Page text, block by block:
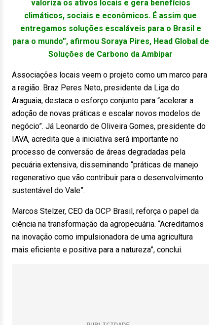
valoriza os ativos locais e gera benefícios
climáticos, sociais e econômicos. É assim que
entregamos soluções escaláveis para o Brasil e
para o mundo”, afirmou Soraya Pires, Head Global de
Soluções de Carbono da Ambipar
Associações locais veem o projeto como um marco para
a região. Braz Peres Neto, presidente da Liga do
Araguaia, destaca o esforço conjunto para “acelerar a
adoção de novas práticas e escalar novos modelos de
negócio”. Já Leonardo de Oliveira Gomes, presidente do
IAVA, acredita que a iniciativa será importante no
processo de conversão de áreas degradadas pela
pecuária extensiva, disseminando “práticas de manejo
regenerativo que vão contribuir para o desenvolvimento
sustentável do Vale”.
Marcos Stelzer, CEO da OCP Brasil, reforça o papel da
ciência na transformação da agropecuária. “Acreditamos
na inovação como impulsionadora de uma agricultura
mais eficiente e positiva para a natureza”, conclui.